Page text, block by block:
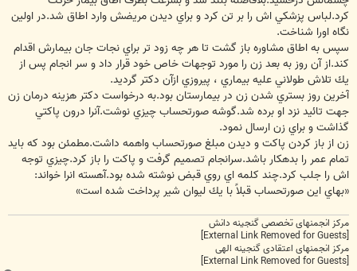
كرد.لباس پزشكي اش را بر تن كرد و براي ديدن مريضش وارد اطاق شد.در اولين
نگاه اورا شناخت.
سپس به اطاق مشاوره باز گشت تا هر چه زود تر براي نجات جان بيمارش اقدام
كند.از آن روز به بعد زن را مورد توجهات خاص خود قرار داد و سر انجام پس از
يك تلاش طولاني عليه بيماري ، پيروزي ازآن دكتر گرديد.
آخرين روز بستري شدن زن در بيمارستان بود.به درخواست دكتر هزينه درمان زن
جهت تائيد نزد او برده شد.گوشه صورتحساب چيزي نوشت.آنرا درون پاكتي
گذاشت و براي زن ارسال نمود.
زن از باز كردن پاكت و ديدن مبلغ صورتحساب واهمه داشت.مطمئن بود كه بايد
تمام عمر را بدهكار باشد.سرانجام تصميم گرفت و پاكت را باز كرد.چيزي توجه
اش را جلب كرد.چند كلمه اي روي قبض نوشته شده بود.آهسته انرا خواند:
«بهاي اين صورتحساب قبلاً با يك ليوان شير پرداخت شده است»
مرکز انجمنهای تخصصی گنجینه دانش
مرکز انجمنهای اعتقادی گنجینه الهی